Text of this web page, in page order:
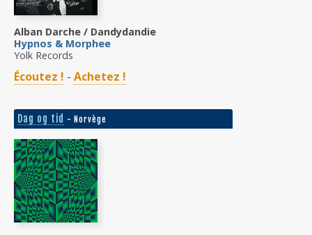
Alban Darche / Dandydandie
Hypnos & Morphee
Yolk Records
Écoutez ! - Achetez !
Dag og tid - Norvège